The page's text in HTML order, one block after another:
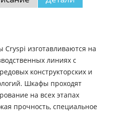
изготавливаются на
линиях с
конструкторских и
Шкафы проходят
на всех этапах
прочность, специальное